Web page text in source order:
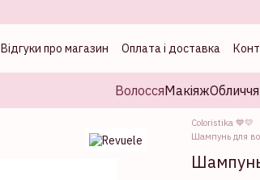
Відгуки про магазин Оплата і доставка
ВолоссяМакіяжОбличчя
Coloristika 💙💛
Шампунь для